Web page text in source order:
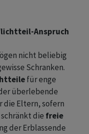
Anspruch
nicht beliebig
Schranken.
für enge
überlebende
die Eltern, sofern
die freie
der Erblassende